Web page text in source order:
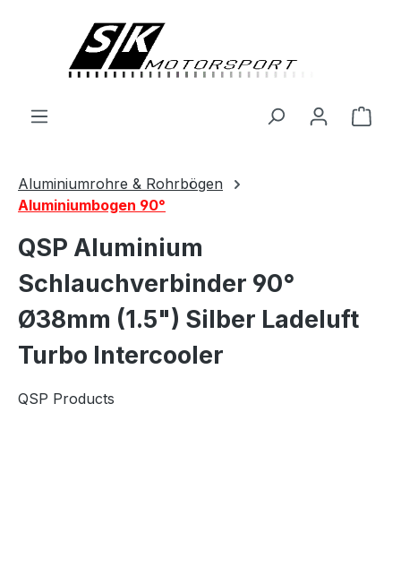
Aluminiumrohre & Rohrbögen
Aluminiumbogen 90°
QSP Aluminium
Schlauchverbinder 90°
Ø38mm (1.5") Silber Ladeluft
Turbo Intercooler
QSP Products